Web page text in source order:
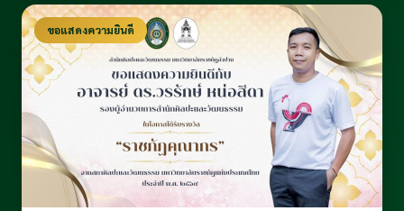
ขอแสดงความยินดี